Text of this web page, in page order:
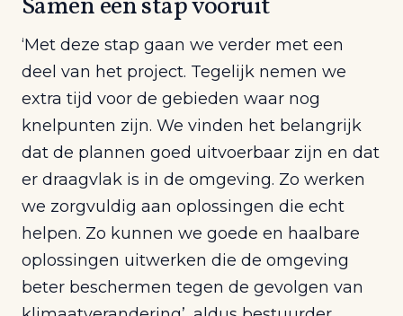
‘Met deze stap gaan we verder met een
deel van het project. Tegelijk nemen we
extra tijd voor de gebieden waar nog
knelpunten zijn. We vinden het belangrijk
dat de plannen goed uitvoerbaar zijn en dat
er draagvlak is in de omgeving. Zo werken
we zorgvuldig aan oplossingen die echt
helpen. Zo kunnen we goede en haalbare
oplossingen uitwerken die de omgeving
beter beschermen tegen de gevolgen van